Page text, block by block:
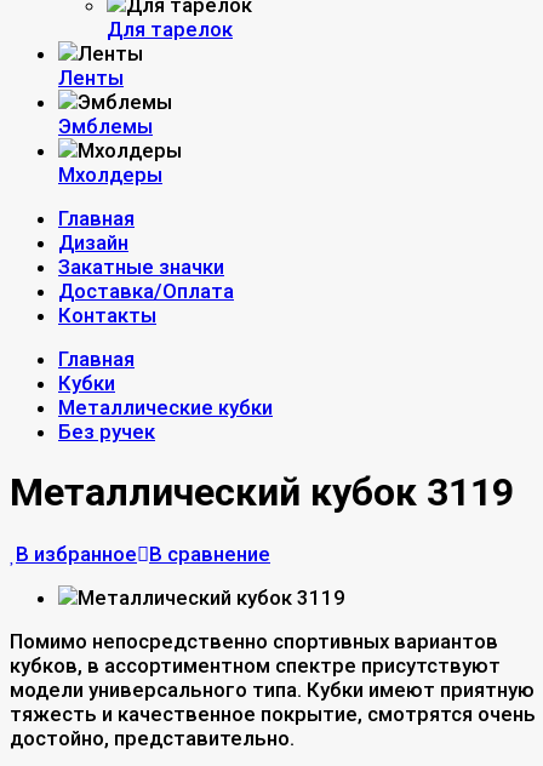
Для тарелок
Ленты
Эмблемы
Мхолдеры
Главная
Дизайн
Закатные значки
Доставка/Оплата
Контакты
Главная
Кубки
Металлические кубки
Без ручек
Металлический кубок 3119
В избранное В сравнение
Помимо непосредственно спортивных вариантов
кубков, в ассортиментном спектре присутствуют
модели универсального типа. Кубки имеют приятную
тяжесть и качественное покрытие, смотрятся очень
достойно, представительно.